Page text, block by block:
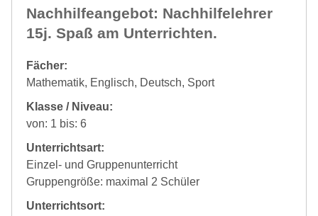
Nachhilfeangebot: Nachhilfelehrer
15j. Spaß am Unterrichten.
Fächer:
Mathematik, Englisch, Deutsch, Sport
Klasse / Niveau:
von: 1 bis: 6
Unterrichtsart:
Einzel- und Gruppenunterricht
Gruppengröße: maximal 2 Schüler
Unterrichtsort: